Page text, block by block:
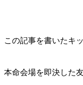
この記事を書いたキ
本命会場を即決した